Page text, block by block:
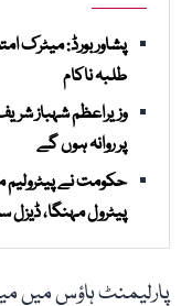
طلبہ ناکام
وزیراعظم شہباز
پر روانہ ہوں گے
حکومت نے
پیٹرول مہنگا، ڈیزل
پارلیمنٹ ہاؤس میں